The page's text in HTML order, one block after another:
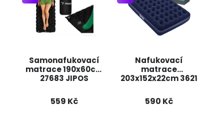
Samonafukovací
matrace 190x60cm
27683 JIPOS
559 Kč
Nafukovací
matrace
203x152x22cm 3621
590 Kč